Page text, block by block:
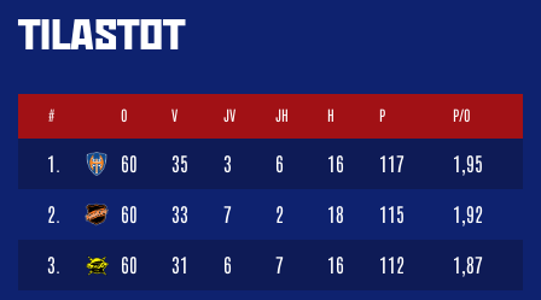
TILASTOT
# O V JV JH H P P/O
1. 60 35 3 6 16 117 1,95
2. 60 33 7 2 18 115 1,92
3. 60 31 6 7 16 112 1,87